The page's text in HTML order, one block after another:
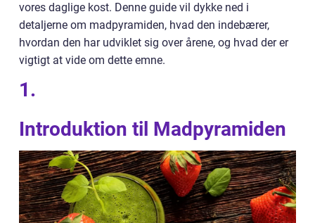
vores daglige kost. Denne guide vil dykke ned i
detaljerne om madpyramiden, hvad den indebærer,
hvordan den har udviklet sig over årene, og hvad der er
vigtigt at vide om dette emne.
1.
Introduktion til Madpyramiden